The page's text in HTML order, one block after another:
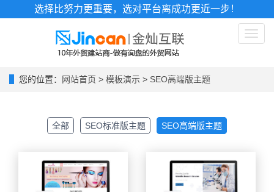
选择比努力更重要，选对平台离成功更近一步！
Toggle
您的位置： 网站首页 > 模板演示 > SEO高端版主题
全部 SEO标准版主题 SEO高端版主题